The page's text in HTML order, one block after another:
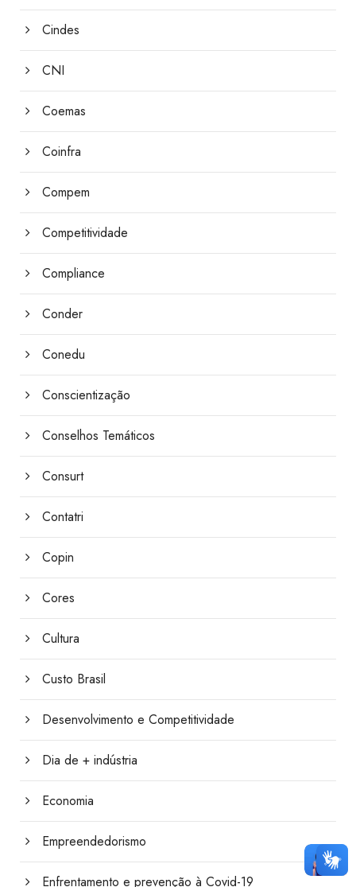
Cindes
CNI
Coemas
Coinfra
Compem
Competitividade
Compliance
Conder
Conedu
Conscientização
Conselhos Temáticos
Consurt
Contatri
Copin
Cores
Cultura
Custo Brasil
Desenvolvimento e Competitividade
Dia de + indústria
Economia
Empreendedorismo
Enfrentamento e prevenção à Covid-19